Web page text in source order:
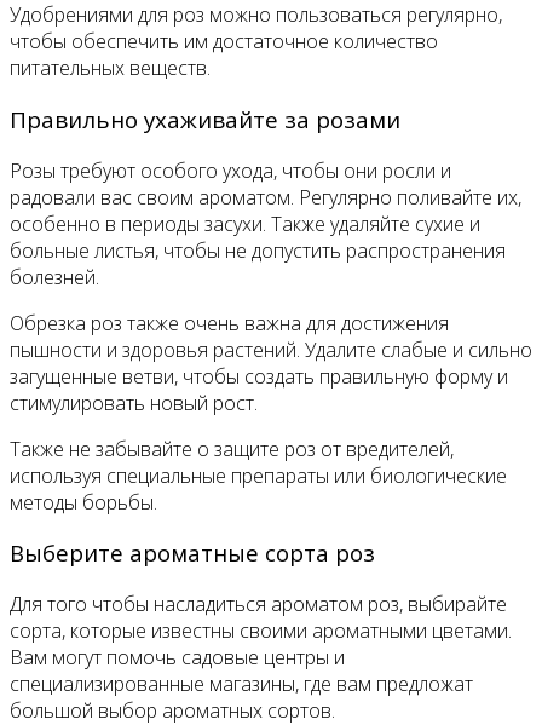
Удобрениями для роз можно пользоваться регулярно,
чтобы обеспечить им достаточное количество
питательных веществ.
Правильно ухаживайте за розами
Розы требуют особого ухода, чтобы они росли и
радовали вас своим ароматом. Регулярно поливайте их,
особенно в периоды засухи. Также удаляйте сухие и
больные листья, чтобы не допустить распространения
болезней.
Обрезка роз также очень важна для достижения
пышности и здоровья растений. Удалите слабые и сильно
загущенные ветви, чтобы создать правильную форму и
стимулировать новый рост.
Также не забывайте о защите роз от вредителей,
используя специальные препараты или биологические
методы борьбы.
Выберите ароматные сорта роз
Для того чтобы насладиться ароматом роз, выбирайте
сорта, которые известны своими ароматными цветами.
Вам могут помочь садовые центры и
специализированные магазины, где вам предложат
большой выбор ароматных сортов.